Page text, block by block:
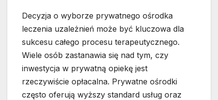
Decyzja o wyborze prywatnego ośrodka
leczenia uzależnień może być kluczowa dla
sukcesu całego procesu terapeutycznego.
Wiele osób zastanawia się nad tym, czy
inwestycja w prywatną opiekę jest
rzeczywiście opłacalna. Prywatne ośrodki
często oferują wyższy standard usług oraz